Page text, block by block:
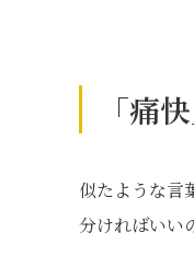
「痛
似たような言
分ければいい